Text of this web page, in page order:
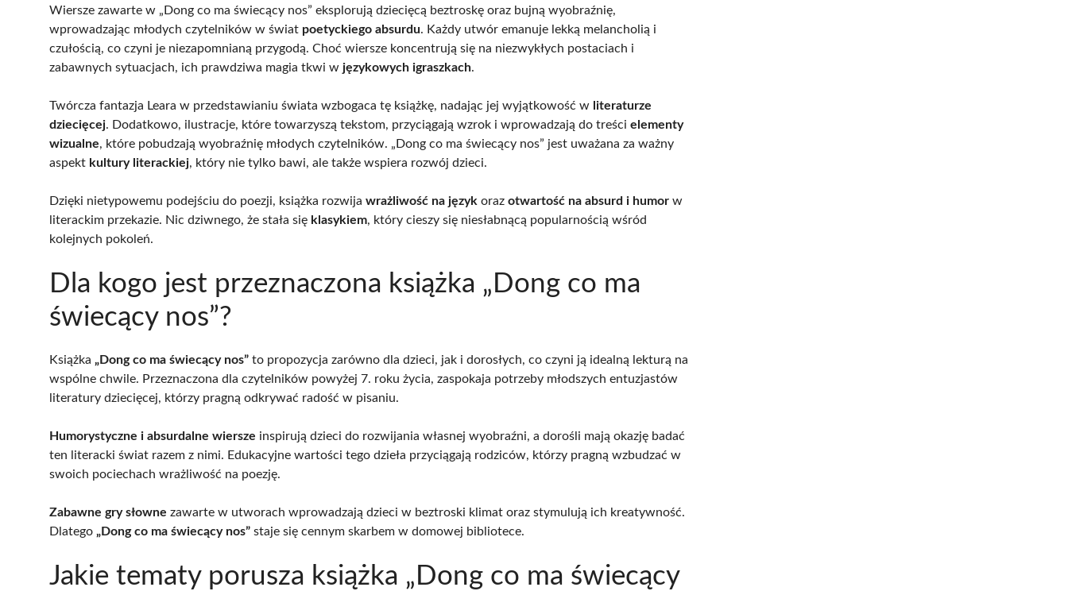
Wiersze zawarte w „Dong co ma świecący nos” eksplorują dziecięcą beztroskę oraz bujną wyobraźnię,
wprowadzając młodych czytelników w świat poetyckiego absurdu. Każdy utwór emanuje lekką melancholią i
czułością, co czyni je niezapomnianą przygodą. Choć wiersze koncentrują się na niezwykłych postaciach i
zabawnych sytuacjach, ich prawdziwa magia tkwi w językowych igraszkach.
Twórcza fantazja Leara w przedstawianiu świata wzbogaca tę książkę, nadając jej wyjątkowość w literaturze
dziecięcej. Dodatkowo, ilustracje, które towarzyszą tekstom, przyciągają wzrok i wprowadzają do treści elementy
wizualne, które pobudzają wyobraźnię młodych czytelników. „Dong co ma świecący nos” jest uważana za ważny
aspekt kultury literackiej, który nie tylko bawi, ale także wspiera rozwój dzieci.
Dzięki nietypowemu podejściu do poezji, książka rozwija wrażliwość na język oraz otwartość na absurd i humor w
literackim przekazie. Nic dziwnego, że stała się klasykiem, który cieszy się niesłabnącą popularnością wśród
kolejnych pokoleń.
Dla kogo jest przeznaczona książka „Dong co ma
świecący nos”?
Książka „Dong co ma świecący nos” to propozycja zarówno dla dzieci, jak i dorosłych, co czyni ją idealną lekturą na
wspólne chwile. Przeznaczona dla czytelników powyżej 7. roku życia, zaspokaja potrzeby młodszych entuzjastów
literatury dziecięcej, którzy pragną odkrywać radość w pisaniu.
Humorystyczne i absurdalne wiersze inspirują dzieci do rozwijania własnej wyobraźni, a dorośli mają okazję badać
ten literacki świat razem z nimi. Edukacyjne wartości tego dzieła przyciągają rodziców, którzy pragną wzbudzać w
swoich pociechach wrażliwość na poezję.
Zabawne gry słowne zawarte w utworach wprowadzają dzieci w beztroski klimat oraz stymulują ich kreatywność.
Dlatego „Dong co ma świecący nos” staje się cennym skarbem w domowej bibliotece.
Jakie tematy porusza książka „Dong co ma świecący